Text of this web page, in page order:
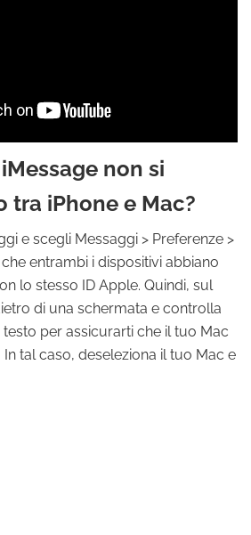
non si
tra iPhone e Mac?
e scegli Messaggi > Preferenze >
entrambi i dispositivi abbiano
lo stesso ID Apple. Quindi, sul
di una schermata e controlla
per assicurarti che il tuo Mac
tal caso, deseleziona il tuo Mac e